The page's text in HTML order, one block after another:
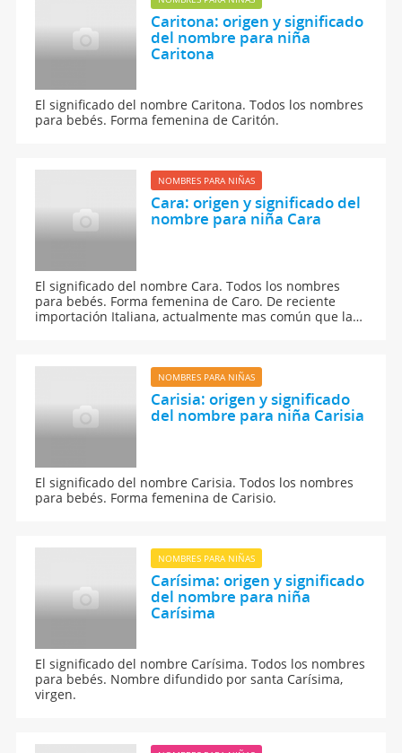
Caritona: origen y significado
del nombre para niña
Caritona
El significado del nombre Caritona. Todos los nombres
para bebés. Forma femenina de Caritón.
NOMBRES PARA NIÑAS
Cara: origen y significado del
nombre para niña Cara
El significado del nombre Cara. Todos los nombres
para bebés. Forma femenina de Caro. De reciente
importación Italiana, actualmente mas común que la
NOMBRES PARA NIÑAS
Carisia: origen y significado
del nombre para niña Carisia
El significado del nombre Carisia. Todos los nombres
para bebés. Forma femenina de Carisio.
NOMBRES PARA NIÑAS
Carísima: origen y significado
del nombre para niña
Carísima
El significado del nombre Carísima. Todos los nombres
para bebés. Nombre difundido por santa Carísima,
virgen.